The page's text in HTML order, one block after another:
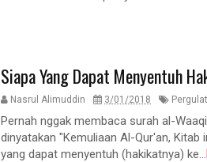
Siapa Yang Dapat Menyentuh
Nasrul Alimuddin 3/01/2018
Pernah nggak membaca surah al-
dinyatakan "Kemuliaan Al-Qur'an, Kitab
yang dapat menyentuh (hakikatnya) ke...